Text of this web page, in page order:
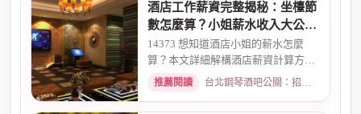
酒店工作薪資完整揭秘：坐檯節
數怎麼算？小姐薪水收入大公開
｜2026最新
14373 想知道酒店小姐的薪水怎麼
算？本文詳細解構酒店薪資計算方
式，從「坐檯節數」的基本概念、...
推薦閱讀 台北鋼琴酒吧公關：招募條件與工作環境介紹 · 2026-03-09